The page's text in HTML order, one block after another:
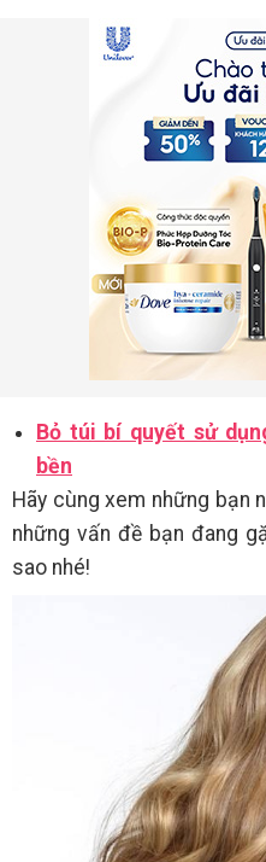
Bỏ túi bí quyết sử
bền
Hãy cùng xem những bạn
những vấn đề bạn đang
sao nhé!